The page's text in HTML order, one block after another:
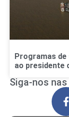
Programas
ao presidente
Siga-nos